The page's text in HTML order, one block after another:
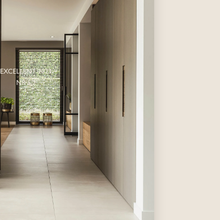
EXCELLENT 2023
NR 5.2